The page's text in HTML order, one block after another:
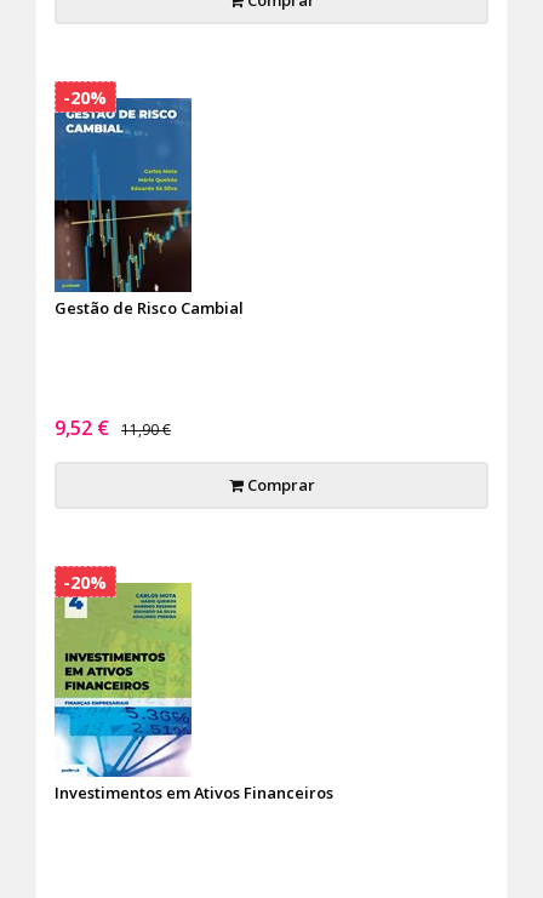
Gestão de Risco Cambial
9,52 € 11,90 €
Comprar
-20%
Investimentos em Ativos Financeiros
-20%